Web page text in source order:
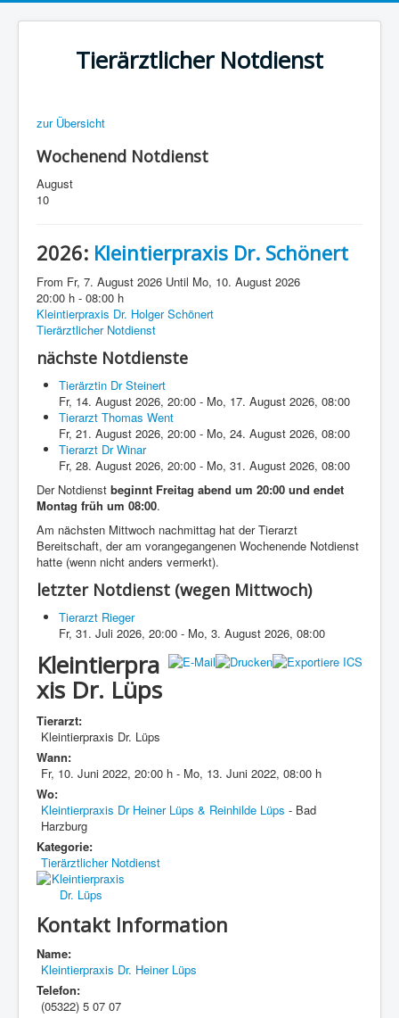
Tierärztlicher Notdienst
zur Übersicht
Wochenend Notdienst
August
10
2026: Kleintierpraxis Dr. Schönert
From Fr, 7. August 2026 Until Mo, 10. August 2026
20:00 h - 08:00 h
Kleintierpraxis Dr. Holger Schönert
Tierärztlicher Notdienst
nächste Notdienste
Tierärztin Dr Steinert
Fr, 14. August 2026, 20:00 - Mo, 17. August 2026, 08:00
Tierarzt Thomas Went
Fr, 21. August 2026, 20:00 - Mo, 24. August 2026, 08:00
Tierarzt Dr Winar
Fr, 28. August 2026, 20:00 - Mo, 31. August 2026, 08:00
Der Notdienst beginnt Freitag abend um 20:00 und endet
Montag früh um 08:00.
Am nächsten Mittwoch nachmittag hat der Tierarzt
Bereitschaft, der am vorangegangenen Wochenende Notdienst
hatte (wenn nicht anders vermerkt).
letzter Notdienst (wegen Mittwoch)
Tierarzt Rieger
Fr, 31. Juli 2026, 20:00 - Mo, 3. August 2026, 08:00
Kleintierpra
xis Dr. Lüps
Tierarzt:
Kleintierpraxis Dr. Lüps
Wann:
Fr, 10. Juni 2022, 20:00 h - Mo, 13. Juni 2022, 08:00 h
Wo:
Kleintierpraxis Dr Heiner Lüps & Reinhilde Lüps - Bad
Harzburg
Kategorie:
Tierärztlicher Notdienst
Kontakt Information
Name:
Kleintierpraxis Dr. Heiner Lüps
Telefon:
(05322) 5 07 07